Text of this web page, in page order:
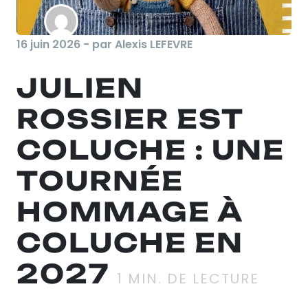
16 juin 2026 - par Alexis LEFEVRE
JULIEN
ROSSIER EST
COLUCHE : UNE
TOURNÉE
HOMMAGE À
COLUCHE EN
2027 1 MIN. DE LECTURE